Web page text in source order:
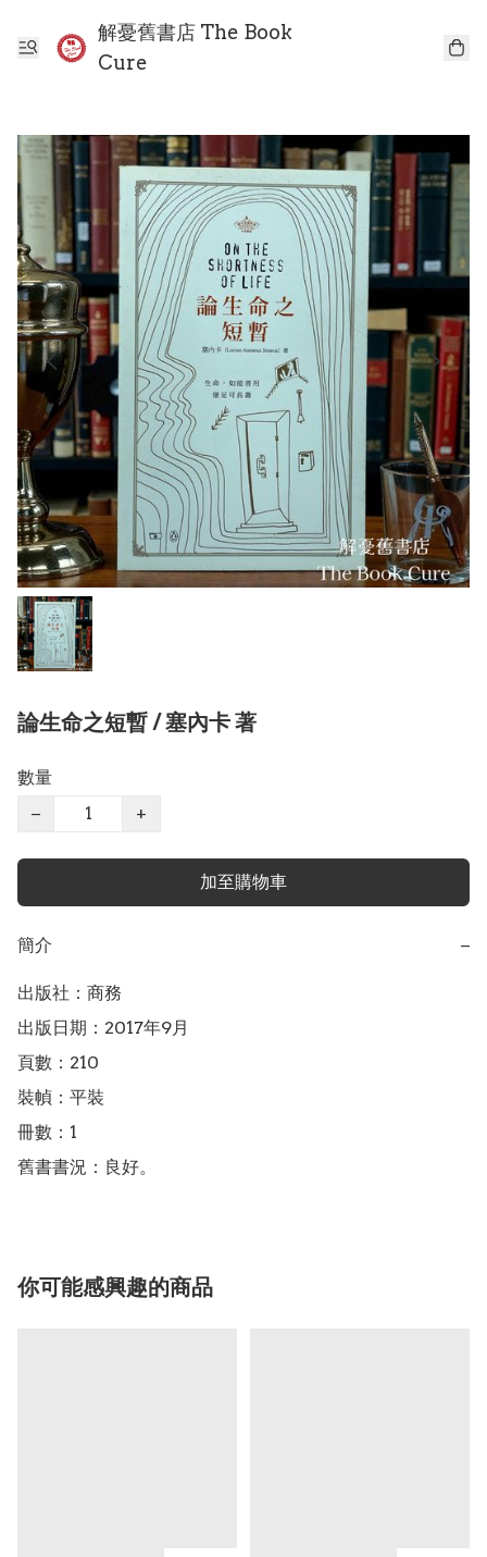
解憂舊書店 The Book
Cure
論生命之短暫 / 塞內卡 著
數量
−
+
加至購物車
簡介 −
出版社：商務
出版日期：2017年9月
頁數：210
裝幀：平裝
冊數：1
舊書書況：良好。
你可能感興趣的商品